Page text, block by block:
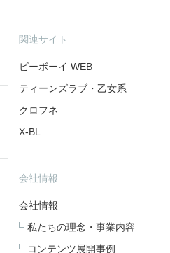
関連サイト
ビーボーイ WEB
ティーンズラブ・乙女系
クロフネ
X-BL
会社情報
会社情報
私たちの理念・事業内容
コンテンツ展開事例